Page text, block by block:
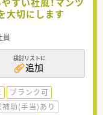
大切にします
員
検討リストに
追加
ブランク可
補助(手当)あり